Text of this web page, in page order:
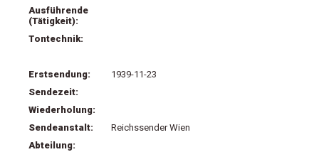
Ausführende
(Tätigkeit):
Tontechnik:
Erstsendung:
1939-11-23
Sendezeit:
Wiederholung:
Sendeanstalt:
Reichssender Wien
Abteilung: